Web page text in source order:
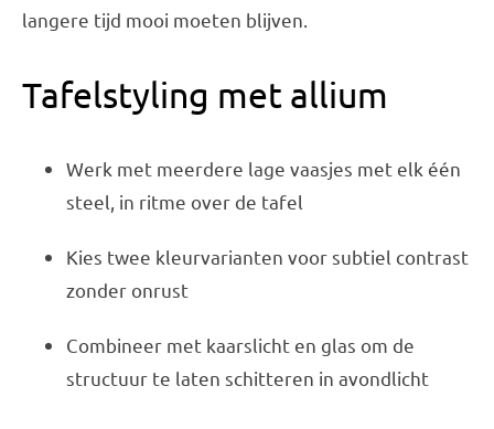
langere tijd mooi moeten blijven.
Tafelstyling met allium
Werk met meerdere lage vaasjes met elk één
steel, in ritme over de tafel
Kies twee kleurvarianten voor subtiel contrast
zonder onrust
Combineer met kaarslicht en glas om de
structuur te laten schitteren in avondlicht